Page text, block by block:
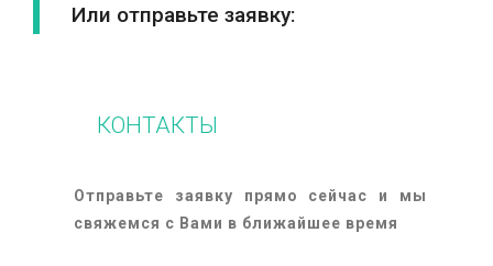
Или отправьте заявку:
КОНТАКТЫ
Отправьте заявку прямо сейчас и мы
свяжемся с Вами в ближайшее время